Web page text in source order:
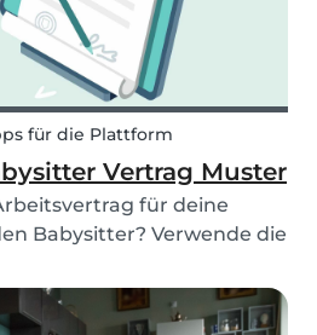
für die Plattform
Vertrag Muster
für deine
Babysitter? Verwende die
Vertrag.